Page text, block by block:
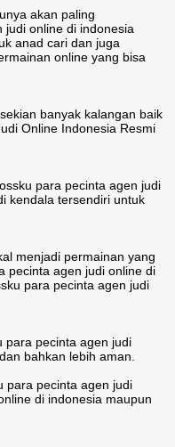
akan paling
online di indonesia
anad cari dan juga
online yang bisa
banyak kalangan baik
Online Indonesia Resmi
para pecinta agen judi
kendala tersendiri untuk
menjadi permainan yang
pecinta agen judi online di
para pecinta agen judi
para pecinta agen judi
bahkan lebih aman.
para pecinta agen judi
di indonesia maupun